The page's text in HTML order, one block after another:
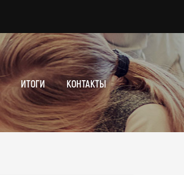
ИТОГИ КОНТАКТЫ